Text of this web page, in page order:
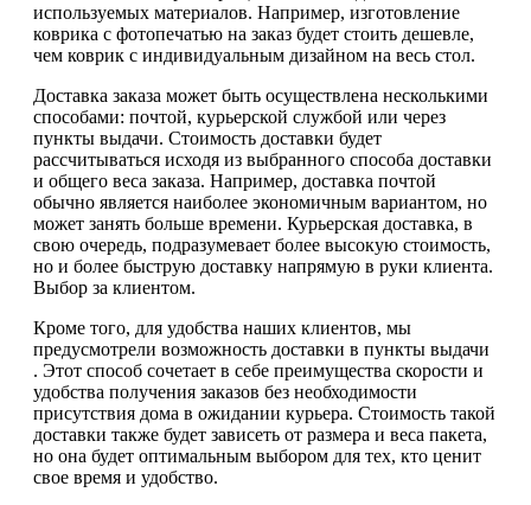
используемых материалов. Например, изготовление
коврика с фотопечатью на заказ будет стоить дешевле,
чем коврик с индивидуальным дизайном на весь стол.
Доставка заказа может быть осуществлена несколькими
способами: почтой, курьерской службой или через
пункты выдачи. Стоимость доставки будет
рассчитываться исходя из выбранного способа доставки
и общего веса заказа. Например, доставка почтой
обычно является наиболее экономичным вариантом, но
может занять больше времени. Курьерская доставка, в
свою очередь, подразумевает более высокую стоимость,
но и более быструю доставку напрямую в руки клиента.
Выбор за клиентом.
Кроме того, для удобства наших клиентов, мы
предусмотрели возможность доставки в пункты выдачи
. Этот способ сочетает в себе преимущества скорости и
удобства получения заказов без необходимости
присутствия дома в ожидании курьера. Стоимость такой
доставки также будет зависеть от размера и веса пакета,
но она будет оптимальным выбором для тех, кто ценит
свое время и удобство.